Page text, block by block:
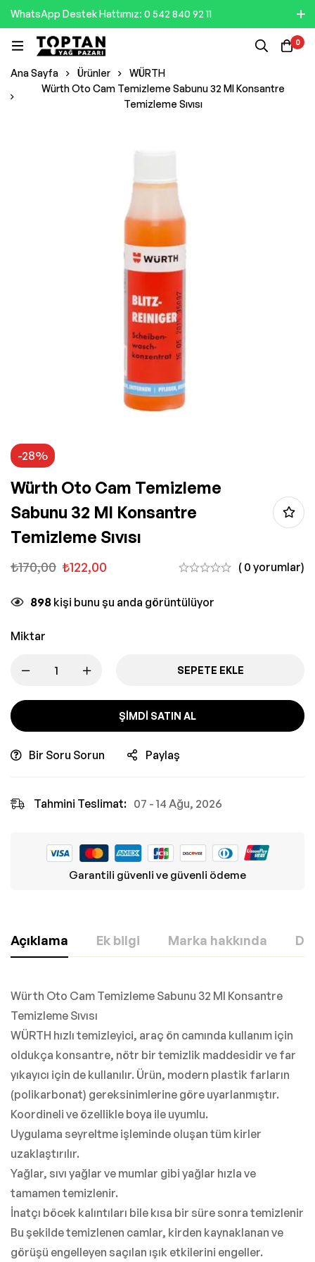
WhatsApp Destek Hattımız: 0 542 840 92 11
0
Ana Sayfa Ürünler
WÜRTH
Würth Oto Cam Temizleme Sabunu 32 Ml Konsantre
Temizleme Sıvısı
-28%
Würth Oto Cam Temizleme
Sabunu 32 Ml Konsantre
Temizleme Sıvısı
₺170,00 ₺122,00 ( 0 yorumlar)
898 kişi bunu şu anda görüntülüyor
Miktar
SEPETE EKLE
ŞIMDI SATIN AL
Bir Soru Sorun Paylaş
Tahmini Teslimat: 07 - 14 Ağu, 2026
Garantili güvenli ve güvenli ödeme
Açıklama Ek bilgi Marka hakkında
Würth Oto Cam Temizleme Sabunu 32 Ml Konsantre
Temizleme Sıvısı
WÜRTH hızlı temizleyici, araç ön camında kullanım için
oldukça konsantre, nötr bir temizlik maddesidir ve far
yıkayıcı için de kullanılır. Ürün, modern plastik farların
(polikarbonat) gereksinimlerine göre uyarlanmıştır.
Koordineli ve özellikle boya ile uyumlu.
Uygulama seyreltme işleminde oluşan tüm kirler
uzaklaştırılır.
Yağlar, sıvı yağlar ve mumlar gibi yağlar hızla ve
tamamen temizlenir.
İnatçı böcek kalıntıları bile kısa bir süre sonra temizlenir
Bu şekilde temizlenen camlar, kirden kaynaklanan ve
görüşü engelleyen saçılan ışık etkilerini engeller.